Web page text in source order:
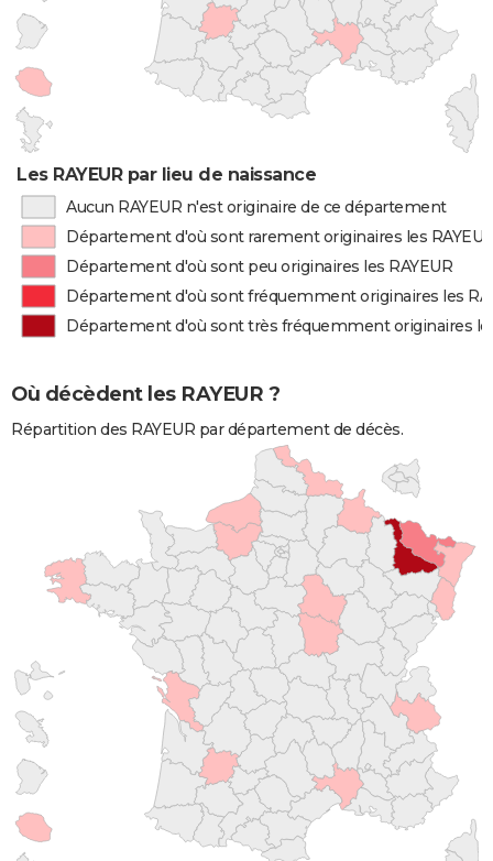
Les RAYEUR par lieu de naissance
Aucun RAYEUR n'est originaire de ce département
Département d'où sont rarement originaires les
Département d'où sont peu originaires les RAYEUR
Département d'où sont fréquemment originaires les
Département d'où sont très fréquemment originaires
Où décèdent les RAYEUR ?
Répartition des RAYEUR par département de décès.